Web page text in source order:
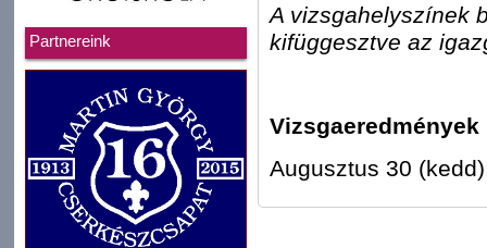
Partnereink
A vizsgahelyszínek
kifüggesztve az
Vizsgaeredmények
Augusztus 30